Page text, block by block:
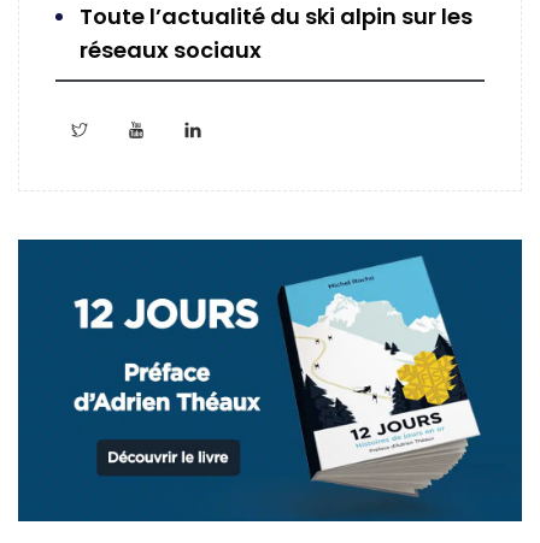
Toute l’actualité du ski alpin sur les
réseaux sociaux